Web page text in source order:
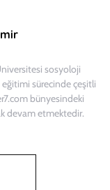
sosyoloji
sürecinde çeşitli
bünyesindeki
devam etmektedir.